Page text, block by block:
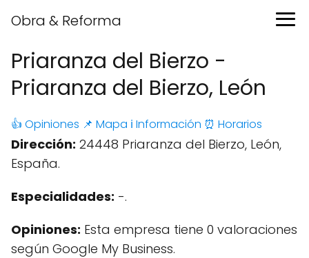
Obra & Reforma
Priaranza del Bierzo -
Priaranza del Bierzo, León
👍 Opiniones 📌 Mapa ℹ️ Información ⏰ Horarios
Dirección: 24448 Priaranza del Bierzo, León,
España.
Especialidades: -.
Opiniones: Esta empresa tiene 0 valoraciones
según Google My Business.